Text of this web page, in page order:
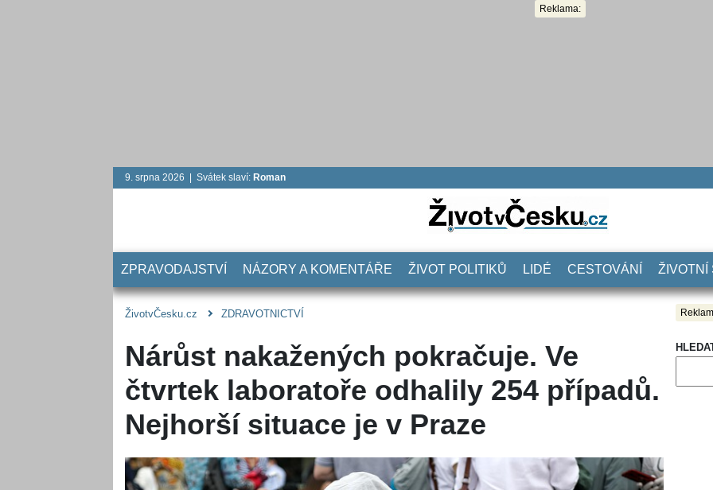
Reklama:
9. srpna 2026 | Svátek slaví: Roman
ZPRAVODAJSTVÍ NÁZORY A KOMENTÁŘE ŽIVOT POLITIKŮ LIDÉ CESTOVÁNÍ ŽIVOTNÍ
ŽivotvČesku.cz ZDRAVOTNICTVÍ
Nárůst nakažených pokračuje. Ve
čtvrtek laboratoře odhalily 254 případů.
Nejhorší situace je v Praze